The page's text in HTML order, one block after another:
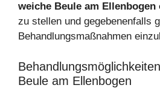
weiche Beule am Ellenbogen
zu stellen und gegebenenfalls
Behandlungsmaßnahmen
Beule am Ellenbogen